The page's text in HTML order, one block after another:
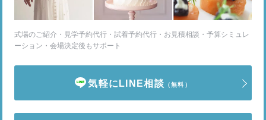
式場のご紹介・見学予約代行・試着予約代行・お見積相談・予算シミュレ
ーション・会場決定後もサポート
気軽にLINE相談 （無料）